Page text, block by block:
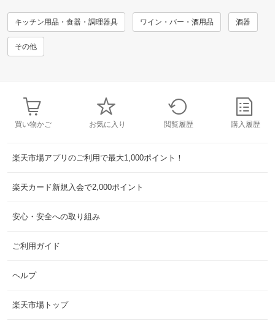
キッチン用品・食器・調理器具 ワイン・バー・酒用品 酒器
その他
買い物かご お気に入り 閲覧履歴 購入履歴
楽天市場アプリのご利用で最大1,000ポイント！
楽天カード新規入会で2,000ポイント
安心・安全への取り組み
ご利用ガイド
ヘルプ
楽天市場トップ